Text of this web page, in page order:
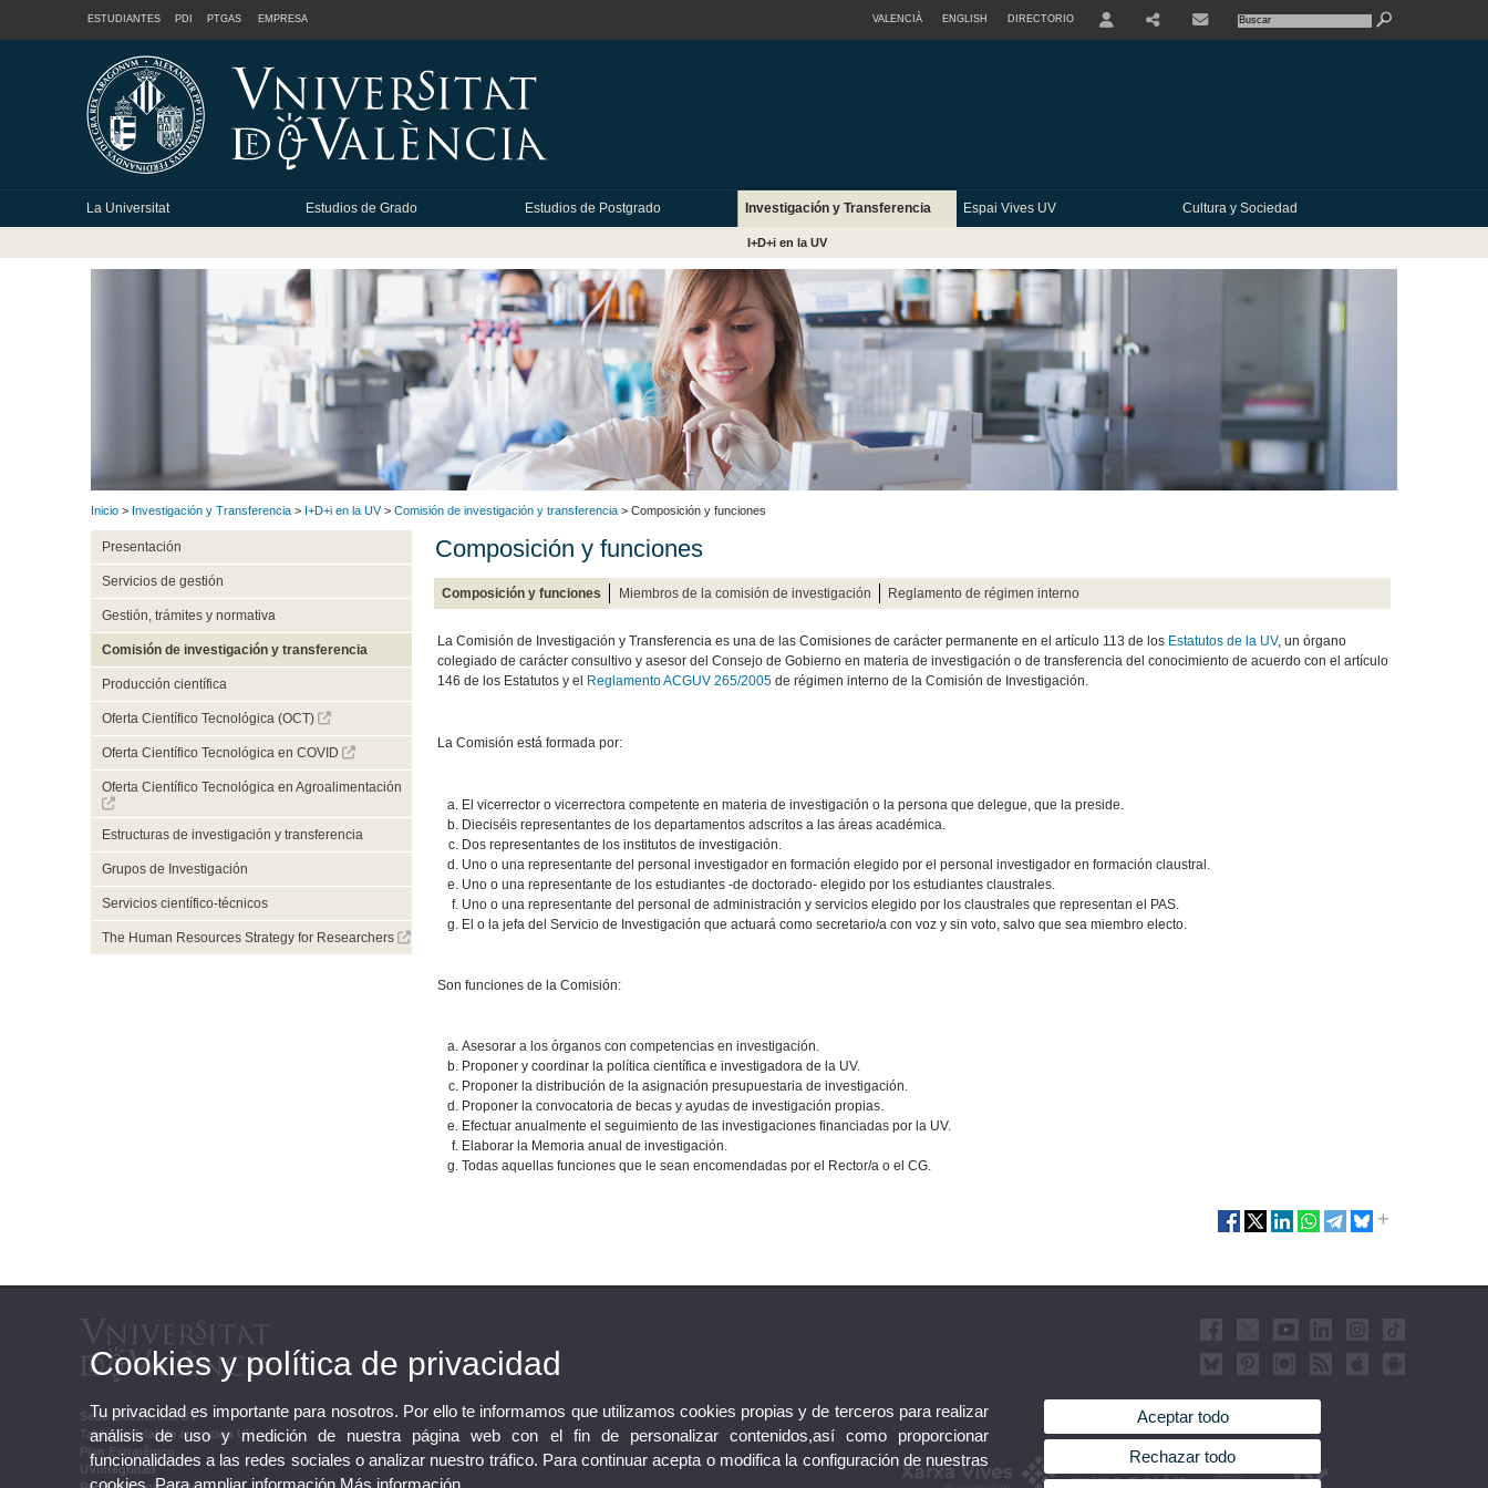
ESTUDIANTES PDI PTGAS EMPRESA VALENCIÀ ENGLISH DIRECTORIO
La Universitat Estudios de Grado Estudios de Postgrado Investigación y Transferencia Espai Vives UV Cultura y Sociedad
I+D+i en la UV
Inicio > Investigación y Transferencia > I+D+i en la UV> Comisión de investigación y transferencia > Composición y funciones
Presentación
Servicios de gestión
Gestión, trámites y normativa
Comisión de investigación y transferencia
Producción científica
Oferta Científico Tecnológica (OCT)
Oferta Científico Tecnológica en COVID
Oferta Científico Tecnológica en Agroalimentación
Estructuras de investigación y transferencia
Grupos de Investigación
Servicios científico-técnicos
The Human Resources Strategy for Researchers
Composición y funciones
Composición y funciones Miembros de la comisión de investigación Reglamento de régimen interno
La Comisión de Investigación y Transferencia es una de las Comisiones de carácter permanente en el artículo 113 de los Estatutos de la UV, un órgano
colegiado de carácter consultivo y asesor del Consejo de Gobierno en materia de investigación o de transferencia del conocimiento de acuerdo con el artículo
146 de los Estatutos y el Reglamento ACGUV 265/2005de régimen interno de la Comisión de Investigación.
La Comisión está formada por:
El vicerrector o vicerrectora competente en materia de investigación o la persona que delegue, que la preside.
Dieciséis representantes de los departamentos adscritos a las áreas académica.
Dos representantes de los institutos de investigación.
Uno o una representante del personal investigador en formación elegido por el personal investigador en formación claustral.
Uno o una representante de los estudiantes -de doctorado- elegido por los estudiantes claustrales.
Uno o una representante del personal de administración y servicios elegido por los claustrales que representan el PAS.
El o la jefa del Servicio de Investigación que actuará como secretario/a con voz y sin voto, salvo que sea miembro electo.
Son funciones de la Comisión:
Asesorar a los órganos con competencias en investigación.
Proponer y coordinar la política científica e investigadora de la UV.
Proponer la distribución de la asignación presupuestaria de investigación.
Proponer la convocatoria de becas y ayudas de investigación propias.
Efectuar anualmente el seguimiento de las investigaciones financiadas por la UV.
Elaborar la Memoria anual de investigación.
Todas aquellas funciones que le sean encomendadas por el Rector/a o el CG.
Sede Electrónica UV
Tablón oficial de anuncios UV
Plan Estratégico
UVintegridad
Cookies y política de privacidad
Tu privacidad es importante para nosotros. Por ello te informamos que utilizamos cookies propias y de terceros para realizar
análisis de uso y medición de nuestra página web con el fin de personalizar contenidos,así como proporcionar
funcionalidades a las redes sociales o analizar nuestro tráfico. Para continuar acepta o modifica la configuración de nuestras
cookies. Para ampliar información Más información
Aceptar todo
Rechazar todo